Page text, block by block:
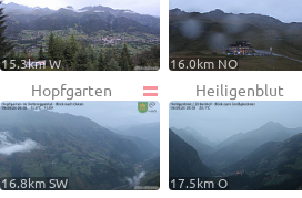
15.3km W 16.0km NO
Hopfgarten
16.8km SW
Heiligenblut
17.5km O